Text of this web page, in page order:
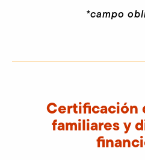
*campo
Certificación
familiares y